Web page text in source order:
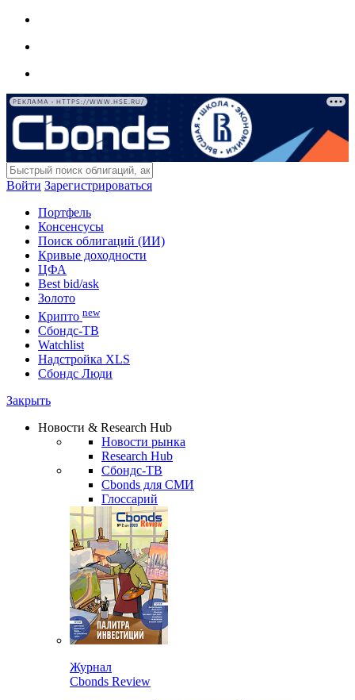
РЕКЛАМА • HTTPS://WWW.HSE.RU/
Войти Зарегистрироваться
Портфель
Консенсусы
Поиск облигаций (ИИ)
Кривые доходности
ЦФА
Best bid/ask
Золото
Крипто new
Сбондс-ТВ
Watchlist
Надстройка XLS
Сбондс Люди
Закрыть
Новости & Research Hub
Новости рынка
Research Hub
Сбондс-ТВ
Cbonds для СМИ
Глоссарий
Журнал
Cbonds Review